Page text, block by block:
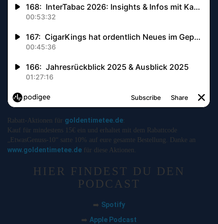
Rabatt-Aktionen für goldentimetee.de
Kauf für mindestens 15€ ein und erhaltet mit dem Rabattcode
„EtwasGenuss-10“ satte 10% auf eure gesamte Bestellung. Danke an
www.goldentimetee.de für diese Aktionen.
HIER FINDEST DU DEN
PODCAST
➡️ Spotify
➡️ Apple Podcast